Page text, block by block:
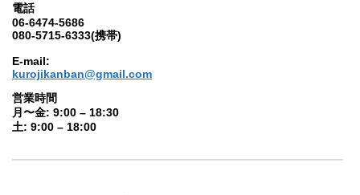
電話
06-6474-5686
080-5715-6333(携帯)
E-mail:
kurojikanban@gmail.com
営業時間
月〜金: 9:00 – 18:30
土: 9:00 – 18:00